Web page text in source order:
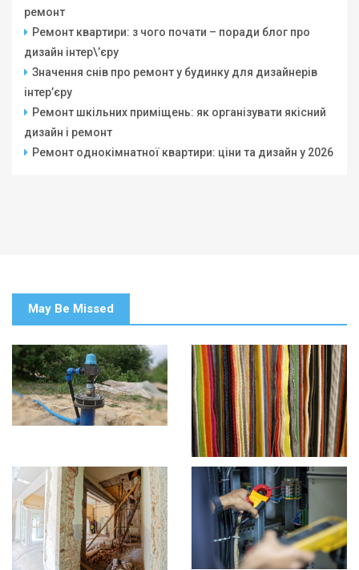
ремонт
Ремонт квартири: з чого почати – поради блог про
дизайн інтер\’єру
Значення снів про ремонт у будинку для дизайнерів
інтер’єру
Ремонт шкільних приміщень: як організувати якісний
дизайн і ремонт
Ремонт однокімнатної квартири: ціни та дизайн у 2026
May Be Missed